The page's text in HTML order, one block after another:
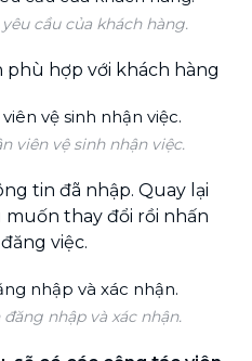
cầu của khách hàng.
phù hợp với khách hàng
viên vệ sinh nhận việc.
tin đã nhập. Quay lại
thay đổi rồi nhấn
việc.
nhập và xác nhận.